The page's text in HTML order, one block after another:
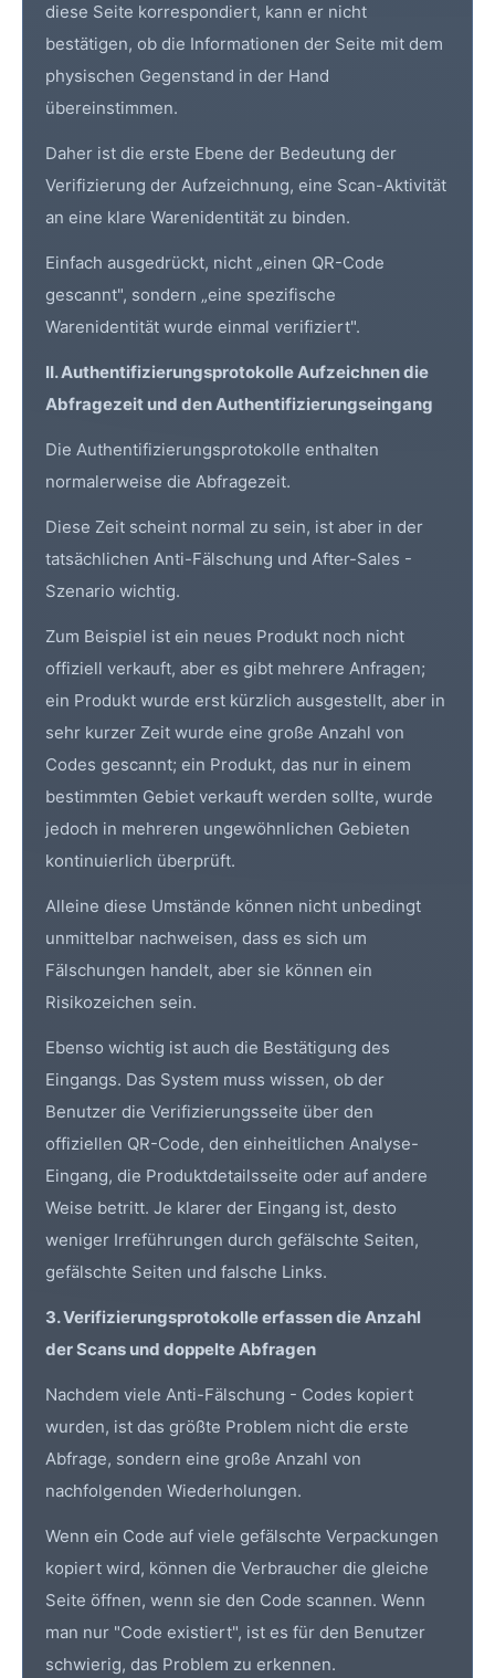
diese Seite korrespondiert, kann er nicht
bestätigen, ob die Informationen der Seite mit dem
physischen Gegenstand in der Hand
übereinstimmen.
Daher ist die erste Ebene der Bedeutung der
Verifizierung der Aufzeichnung, eine Scan-Aktivität
an eine klare Warenidentität zu binden.
Einfach ausgedrückt, nicht „einen QR-Code
gescannt", sondern „eine spezifische
Warenidentität wurde einmal verifiziert".
II. Authentifizierungsprotokolle Aufzeichnen die
Abfragezeit und den Authentifizierungseingang
Die Authentifizierungsprotokolle enthalten
normalerweise die Abfragezeit.
Diese Zeit scheint normal zu sein, ist aber in der
tatsächlichen Anti-Fälschung und After-Sales -
Szenario wichtig.
Zum Beispiel ist ein neues Produkt noch nicht
offiziell verkauft, aber es gibt mehrere Anfragen;
ein Produkt wurde erst kürzlich ausgestellt, aber in
sehr kurzer Zeit wurde eine große Anzahl von
Codes gescannt; ein Produkt, das nur in einem
bestimmten Gebiet verkauft werden sollte, wurde
jedoch in mehreren ungewöhnlichen Gebieten
kontinuierlich überprüft.
Alleine diese Umstände können nicht unbedingt
unmittelbar nachweisen, dass es sich um
Fälschungen handelt, aber sie können ein
Risikozeichen sein.
Ebenso wichtig ist auch die Bestätigung des
Eingangs. Das System muss wissen, ob der
Benutzer die Verifizierungsseite über den
offiziellen QR-Code, den einheitlichen Analyse-
Eingang, die Produktdetailsseite oder auf andere
Weise betritt. Je klarer der Eingang ist, desto
weniger Irreführungen durch gefälschte Seiten,
gefälschte Seiten und falsche Links.
3. Verifizierungsprotokolle erfassen die Anzahl
der Scans und doppelte Abfragen
Nachdem viele Anti-Fälschung - Codes kopiert
wurden, ist das größte Problem nicht die erste
Abfrage, sondern eine große Anzahl von
nachfolgenden Wiederholungen.
Wenn ein Code auf viele gefälschte Verpackungen
kopiert wird, können die Verbraucher die gleiche
Seite öffnen, wenn sie den Code scannen. Wenn
man nur "Code existiert", ist es für den Benutzer
schwierig, das Problem zu erkennen.